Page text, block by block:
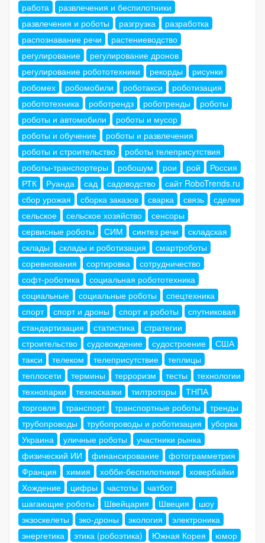
работа
развлечения и беспилотники
развлечения и роботы
разгрузка
разработка
распознавание речи
растениеводство
регулирование
регулирование дронов
регулирование робототехники
рекорды
рисунки
робомех
робомобили роботакси
роботизация
робототехника
роботрендз роботренды
роботы
роботы и автомобили
роботы и мусор
роботы и обучение
роботы и развлечения
роботы и строительство
роботы телеприсутствия
роботы-транспортеры
робошум рои рой
Россия
РТК
Руанда сад садоводство
сайт RoboTrends.ru
сбор урожая
сборка заказов сварка связь
сделки
сельское
сельское хозяйство
сенсоры
сервисные роботы
СИМ синтез речи
складская
склады
склады и роботизация
смартроботы
соревнования
сортировка
сотрудничество
софт-роботика
социальная робототехника
социальные
социальные роботы
спецтехника
спорт
спорт и дроны спорт и роботы
спутниковая
стандартизация
статистика
стратегии
строительство
судовождение судостроение
США
такси
телеком телеприсутствие
теплицы
теплосети
термины терроризм тесты
технологии
технопарки
техносказки тилтроторы
ТНПА
торговля
транспорт транспортные роботы
тренды
трубопроводы
трубопроводы и роботизация
уборка
Украина
уличные роботы
участники рынка
физический ИИ
финансирование
фотограмметрия
Франция
химия хобби-беспилотники
ховербайки
Хождение
цифры частоты
чатбот
шагающие роботы
Швейцария Швеция
шоу
экзоскелеты
эко-дроны экология
электроника
энергетика
этика (робоэтика) Южная Корея
юмор